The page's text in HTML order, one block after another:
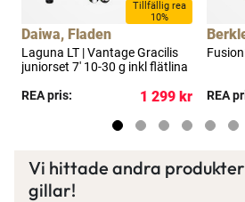
Spana in FJ
Ett exklusivt medlemskap med
Bättre priser, fri frakt på alla
idag!
Tillfällig rea
10%
Daiwa, Fladen
Laguna LT | Vantage Gracilis
juniorset 7' 10-30 g inkl flätlina
REA pris:
1 299 kr REA
Vi hittade andra produkter
gillar!